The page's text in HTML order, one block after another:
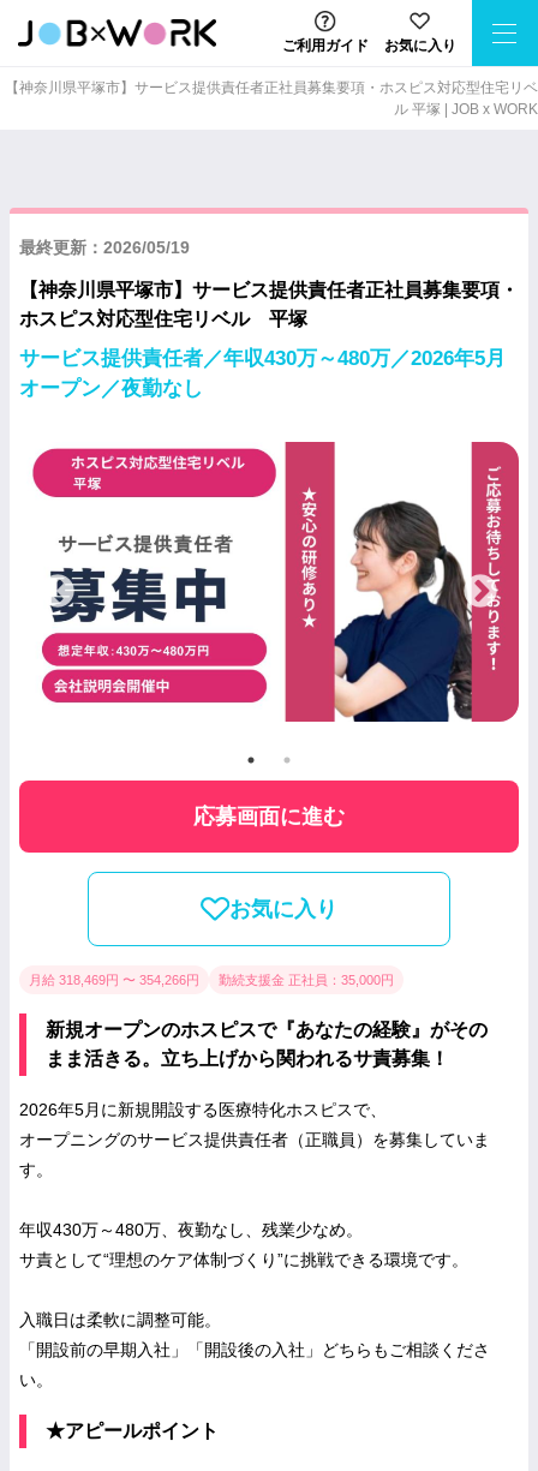
ご利用ガイド お気に入り
【神奈川県平塚市】サービス提供責任者正社員募集要項・ホスピス対応型住宅リベ
ル 平塚 | JOB x WORK
最終更新：2026/05/19
【神奈川県平塚市】サービス提供責任者正社員募集要項・
ホスピス対応型住宅リベル 平塚
サービス提供責任者／年収430万～480万／2026年5月
オープン／夜勤なし
応募画面に進む
お気に入り
月給 318,469円 〜 354,266円 勤続支援金 正社員：35,000円
新規オープンのホスピスで『あなたの経験』がその
まま活きる。立ち上げから関われるサ責募集！
2026年5月に新規開設する医療特化ホスピスで、
オープニングのサービス提供責任者（正職員）を募集していま
す。
年収430万～480万、夜勤なし、残業少なめ。
サ責として“理想のケア体制づくり”に挑戦できる環境です。
入職日は柔軟に調整可能。
「開設前の早期入社」「開設後の入社」どちらもご相談くださ
い。
★アピールポイント